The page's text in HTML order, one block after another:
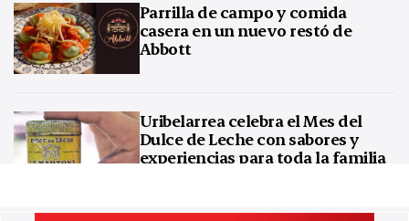
Parrilla de campo y comida
casera en un nuevo restó de
Abbott
Uribelarrea celebra el Mes del
Dulce de Leche con sabores y
experiencias para toda la familia